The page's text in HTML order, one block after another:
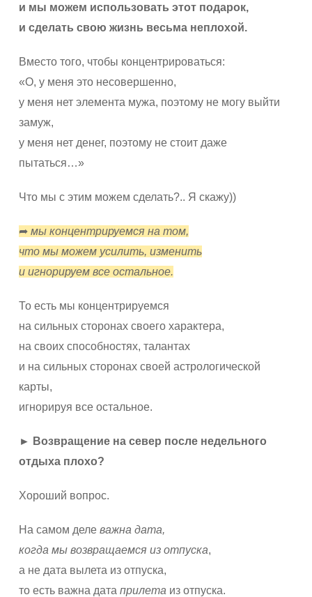
и мы можем использовать этот подарок,
и сделать свою жизнь весьма неплохой.
Вместо того, чтобы концентрироваться:
«О, у меня это несовершенно,
у меня нет элемента мужа, поэтому не могу выйти
замуж,
у меня нет денег, поэтому не стоит даже
пытаться…»
Что мы с этим можем сделать?.. Я скажу))
➦ мы концентрируемся на том,
что мы можем усилить, изменить
и игнорируем все остальное.
То есть мы концентрируемся
на сильных сторонах своего характера,
на своих способностях, талантах
и на сильных сторонах своей астрологической
карты,
игнорируя все остальное.
► Возвращение на север после недельного
отдыха плохо?
Хороший вопрос.
На самом деле важна дата,
когда мы возвращаемся из отпуска,
а не дата вылета из отпуска,
то есть важна дата прилета из отпуска.